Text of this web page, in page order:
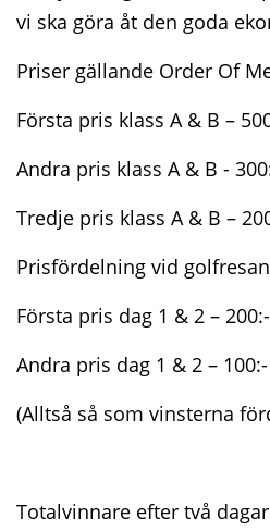
vi ska göra åt den goda
Priser gällande Order Of
Första pris klass A & B –
Andra pris klass A & B -
Tredje pris klass A & B –
Prisfördelning vid
Första pris dag 1 & 2 – 200:-
Andra pris dag 1 & 2 – 100:-
(Alltså så som vinsterna
Totalvinnare efter två